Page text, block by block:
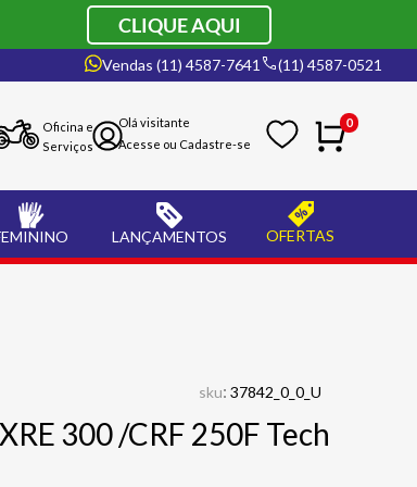
CLIQUE AQUI
Vendas (11) 4587-7641 (11) 4587-0521
Oficina e
Serviços
0
LANÇAMENTOS OFERTAS
sku: 37842_0_0_U
300 /CRF 250F Tech